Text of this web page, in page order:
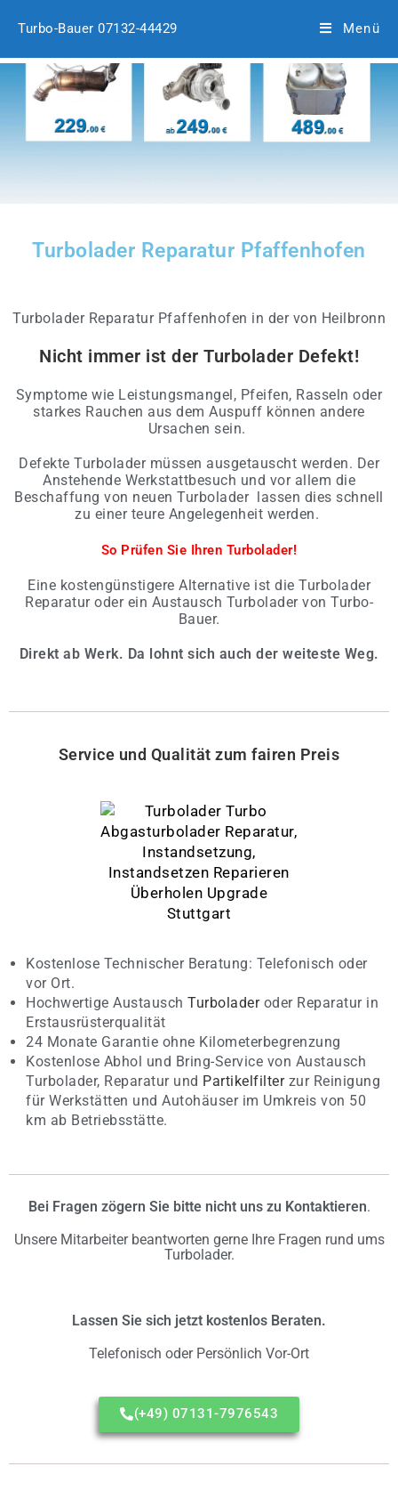
Turbo-Bauer 07132-44429 Menü
Turbolader Reparatur Pfaffenhofen
Turbolader Reparatur Pfaffenhofen in der von Heilbronn
Nicht immer ist der Turbolader Defekt!
Symptome wie Leistungsmangel, Pfeifen, Rasseln oder
starkes Rauchen aus dem Auspuff können andere
Ursachen sein.
Defekte Turbolader müssen ausgetauscht werden. Der
Anstehende Werkstattbesuch und vor allem die
Beschaffung von neuen Turbolader lassen dies schnell
zu einer teure Angelegenheit werden.
So Prüfen Sie Ihren Turbolader!
Eine kostengünstigere Alternative ist die Turbolader
Reparatur oder ein Austausch Turbolader von Turbo-
Bauer.
Direkt ab Werk. Da lohnt sich auch der weiteste Weg.
Service und Qualität zum fairen Preis
Kostenlose Technischer Beratung: Telefonisch oder
vor Ort.
Hochwertige Austausch Turbolader oder Reparatur in
Erstausrüsterqualität
24 Monate Garantie ohne Kilometerbegrenzung
Kostenlose Abhol und Bring-Service von Austausch
Turbolader, Reparatur und Partikelfilterzur Reinigung
für Werkstätten und Autohäuser im Umkreis von 50
km ab Betriebsstätte.
Bei Fragen zögern Sie bitte nicht uns zu Kontaktieren.
Unsere Mitarbeiter beantworten gerne Ihre Fragen rund ums
Turbolader.
Lassen Sie sich jetzt kostenlos Beraten.
Telefonisch oder Persönlich Vor-Ort
(+49) 07131-7976543